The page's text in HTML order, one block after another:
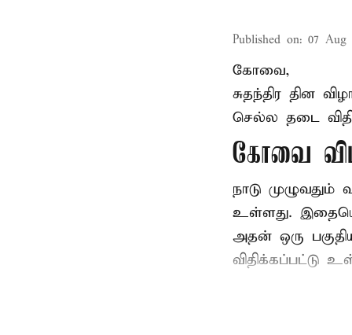
Published on: 07 Aug
கோவை,
சுதந்திர தின
செல்ல தடை
கோவை
நாடு
உள்ளது.
அதன் ஒரு
விதிக்கப்பட்டு